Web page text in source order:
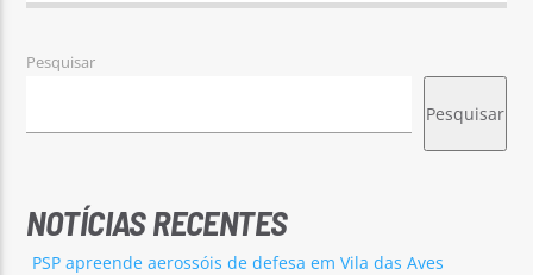
Pesquisar
Pesquisar
NOTÍCIAS RECENTES
PSP apreende aerossóis de defesa em Vila das Aves